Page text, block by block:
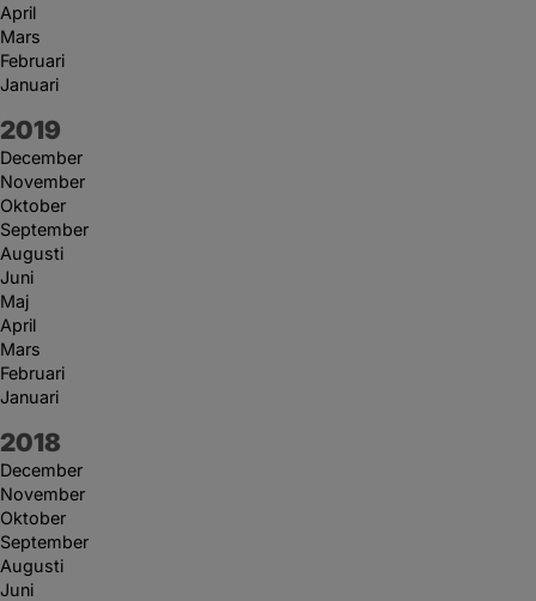
April
Mars
Februari
Januari
År:
2019
December
November
Oktober
September
Augusti
Juni
Maj
April
Mars
Februari
Januari
År:
2018
December
November
Oktober
September
Augusti
Juni